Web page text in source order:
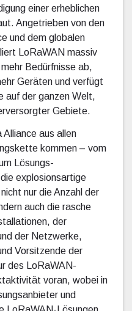
einer erheblichen
Angetrieben von den
und dem globalen
LoRaWAN massiv
Bedürfnisse ab,
Geräten und verfügt
auf der ganzen Welt,
Gebiete.
aus allen
kommen – vom
Lösungs-
explosionsartige
nur die Anzahl der
auch die rasche
der
der Netzwerke,
Vorsitzende der
des LoRaWAN-
voran, wobei in
und